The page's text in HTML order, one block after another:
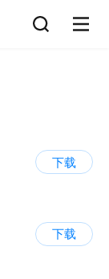
下载
下载